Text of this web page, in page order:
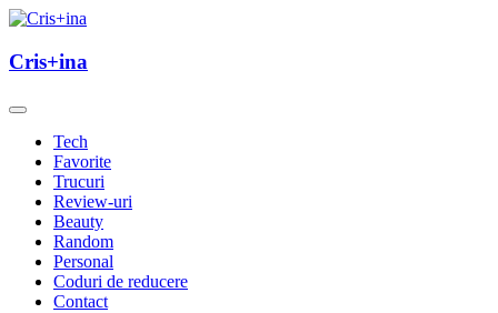
Skip
content
Cris+ina
Cris+ina
Tech
Favorite
Trucuri
Review-uri
Beauty
Random
Personal
Coduri de reducere
Contact